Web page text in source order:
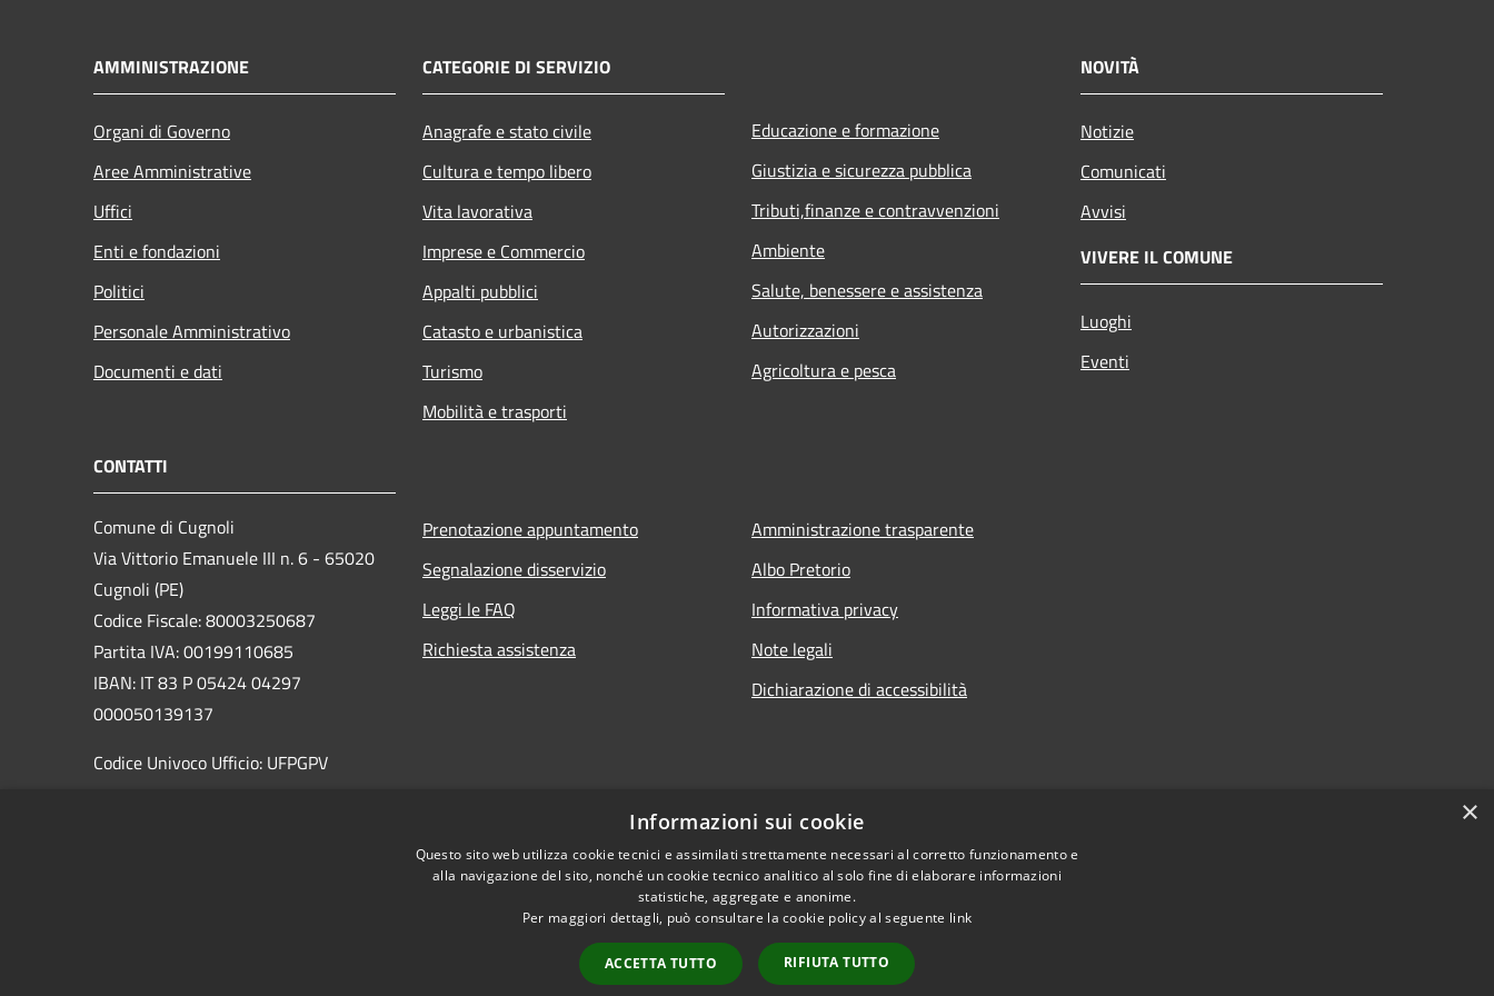
AMMINISTRAZIONE
Organi di Governo
Aree Amministrative
Uffici
Enti e fondazioni
Politici
Personale Amministrativo
Documenti e dati
CATEGORIE DI SERVIZIO
Anagrafe e stato civile
Cultura e tempo libero
Vita lavorativa
Imprese e Commercio
Appalti pubblici
Catasto e urbanistica
Turismo
Mobilità e trasporti
Educazione e formazione
Giustizia e sicurezza pubblica
Tributi,finanze e contravvenzioni
Ambiente
Salute, benessere e assistenza
Autorizzazioni
Agricoltura e pesca
NOVITÀ
Notizie
Comunicati
Avvisi
VIVERE IL COMUNE
Luoghi
Eventi
CONTATTI
Comune di Cugnoli
Via Vittorio Emanuele III n. 6 - 65020
Cugnoli (PE)
Codice Fiscale: 80003250687
Partita IVA: 00199110685
IBAN: IT 83 P 05424 04297
000050139137
Codice Univoco Ufficio: UFPGPV
Prenotazione appuntamento
Segnalazione disservizio
Leggi le FAQ
Richiesta assistenza
Amministrazione trasparente
Albo Pretorio
Informativa privacy
Note legali
Dichiarazione di accessibilità
×
Informazioni sui cookie
Questo sito web utilizza cookie tecnici e assimilati strettamente necessari al corretto funzionamento e
alla navigazione del sito, nonché un cookie tecnico analitico al solo fine di elaborare informazioni
statistiche, aggregate e anonime.
Per maggiori dettagli, può consultare la cookie policy al seguente link
ACCETTA TUTTO RIFIUTA TUTTO